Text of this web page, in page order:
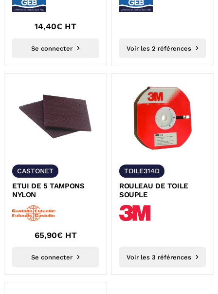
14,40€ HT
Se connecter Voir les 2 références
CASTONET
ETUI DE 5 TAMPONS
NYLON
65,90€ HT
Se connecter
TOILE314D
ROULEAU DE TOILE
SOUPLE
Voir les 3 références